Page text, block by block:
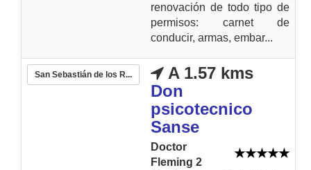
renovación de todo tipo de
permisos: carnet de
conducir, armas, embar...
San Sebastián de los R...
A 1.57 kms
Don
psicotecnico
Sanse
Doctor
Fleming 2